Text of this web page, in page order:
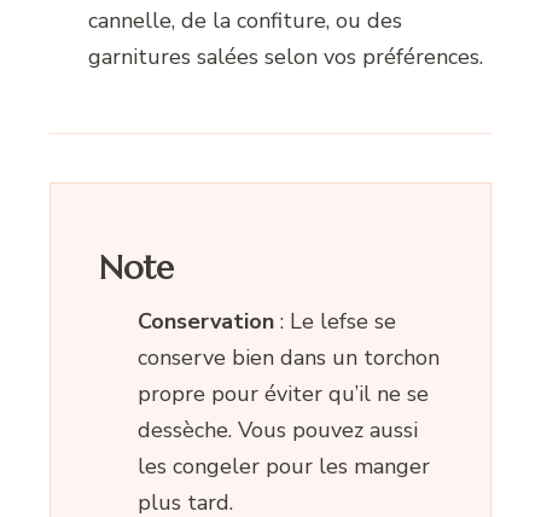
cannelle, de la confiture, ou des
garnitures salées selon vos préférences.
Note
Conservation : Le lefse se
conserve bien dans un torchon
propre pour éviter qu’il ne se
dessèche. Vous pouvez aussi
les congeler pour les manger
plus tard.